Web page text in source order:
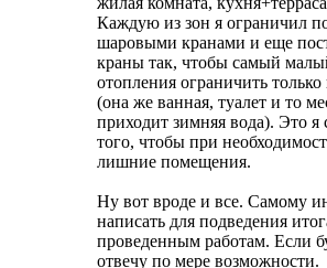
Каждую из зон я ограничил
шаровыми кранами и еще
краны так, чтобы самый
отопления ограничить только
(она же ванная, туалет и то
приходит зимняя вода). Это я
того, чтобы при
лишние помещения.
Ну вот вроде и все. Самому
написать для подведения
проведенным работам. Если
отвечу по мере возможности.